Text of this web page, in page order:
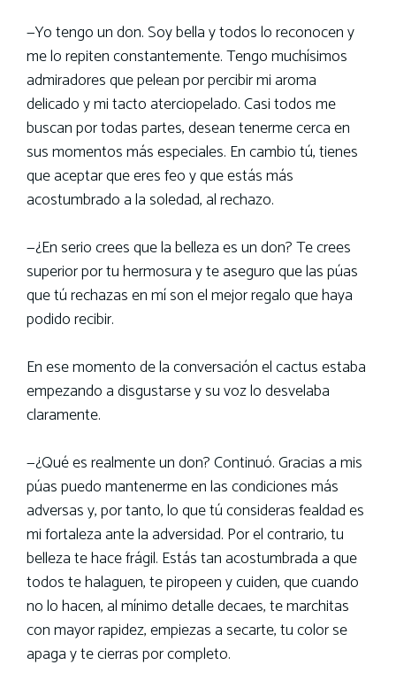
—Yo tengo un don. Soy bella y todos lo reconocen y
me lo repiten constantemente. Tengo muchísimos
admiradores que pelean por percibir mi aroma
delicado y mi tacto aterciopelado. Casi todos me
buscan por todas partes, desean tenerme cerca en
sus momentos más especiales. En cambio tú, tienes
que aceptar que eres feo y que estás más
acostumbrado a la soledad, al rechazo.
—¿En serio crees que la belleza es un don? Te crees
superior por tu hermosura y te aseguro que las púas
que tú rechazas en mí son el mejor regalo que haya
podido recibir.
En ese momento de la conversación el cactus estaba
empezando a disgustarse y su voz lo desvelaba
claramente.
—¿Qué es realmente un don? Continuó. Gracias a mis
púas puedo mantenerme en las condiciones más
adversas y, por tanto, lo que tú consideras fealdad es
mi fortaleza ante la adversidad. Por el contrario, tu
belleza te hace frágil. Estás tan acostumbrada a que
todos te halaguen, te piropeen y cuiden, que cuando
no lo hacen, al mínimo detalle decaes, te marchitas
con mayor rapidez, empiezas a secarte, tu color se
apaga y te cierras por completo.